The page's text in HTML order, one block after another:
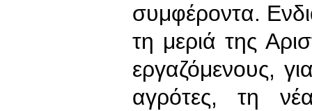
συμφέροντα.
τη μεριά της
εργαζόμενους,
αγρότες, τη